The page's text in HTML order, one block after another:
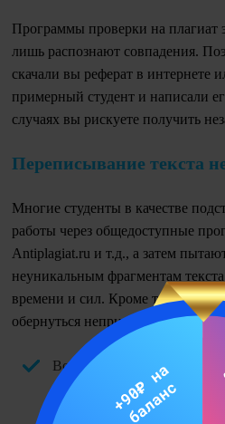
Программы проверки на плагиат
лишь распознают совпадения.
скачали вы реферат в интернете
примерный студент и написали
случаях вы рискуете получить
Переписывание текста
Многие студенты в качестве
работы через общедоступные
Antiplagiat.ru и т.д., а затем
неуникальным фрагментам
времени и сил. Кроме того, есть
обернуться неприятными
Во-первых, все программы
разным алгоритмам. И
текст, то другая может